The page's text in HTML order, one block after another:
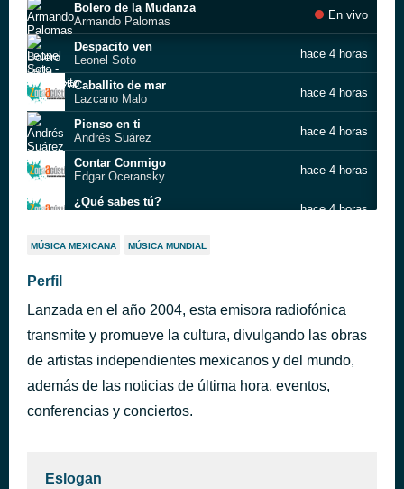
Bolero de la Mudanza
Armando Palomas
En vivo
Despacito ven
Leonel Soto
hace 4 horas
Caballito de mar
Lazcano Malo
hace 4 horas
Pienso en ti
Andrés Suárez
hace 4 horas
Contar Conmigo
Edgar Oceransky
hace 4 horas
¿Qué sabes tú?
hace 4 horas
Wish (live)
Tom's Dinner
Renaud Garcia‐Fons
Drumme negrita
Magos Herrera
hace 10 horas
MÚSICA MEXICANA MÚSICA MUNDIAL
Perfil
Lanzada en el año 2004, esta emisora radiofónica
transmite y promueve la cultura, divulgando las obras
de artistas independientes mexicanos y del mundo,
además de las noticias de última hora, eventos,
conferencias y conciertos.
Eslogan